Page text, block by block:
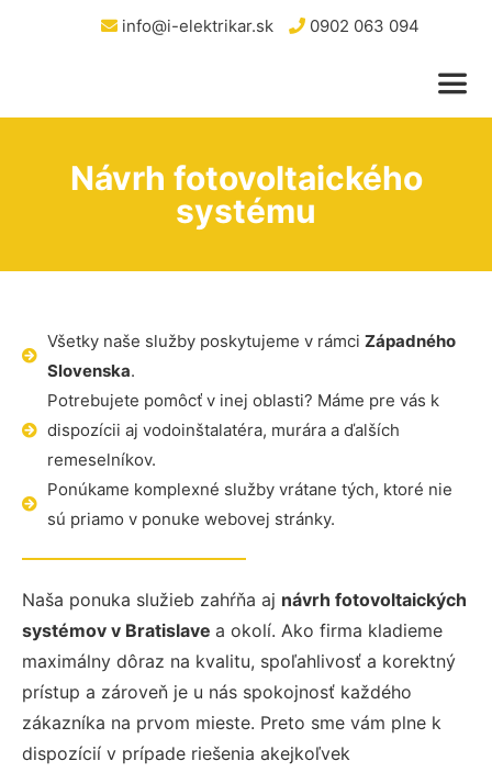
info@i-elektrikar.sk 0902 063 094
Návrh fotovoltaického
systému
Všetky naše služby poskytujeme v rámci Západného
Slovenska.
Potrebujete pomôcť v inej oblasti? Máme pre vás k
dispozícii aj vodoinštalatéra, murára a ďalších
remeselníkov.
Ponúkame komplexné služby vrátane tých, ktoré nie
sú priamo v ponuke webovej stránky.
Naša ponuka služieb zahŕňa aj návrh fotovoltaických
systémov v Bratislave a okolí. Ako firma kladieme
maximálny dôraz na kvalitu, spoľahlivosť a korektný
prístup a zároveň je u nás spokojnosť každého
zákazníka na prvom mieste. Preto sme vám plne k
dispozícií v prípade riešenia akejkoľvek